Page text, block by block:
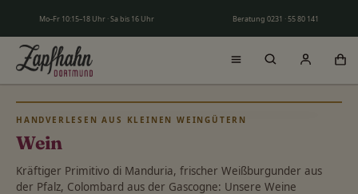
Zum Hauptinhalt springen
Mo–Fr 10:15–18 Uhr · Sa bis 16 Uhr Beratung 0231 · 55 80 141
HANDVERLESEN AUS KLEINEN WEINGÜTERN
Wein
Kräftiger Primitivo di Manduria, frischer Weißburgunder aus
der Pfalz, Colombard aus der Gascogne: Unsere Weine